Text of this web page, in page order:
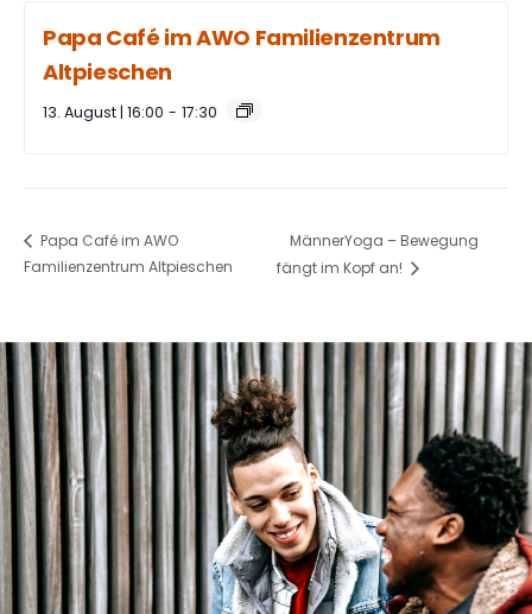
Papa Café im AWO Familienzentrum
Altpieschen
13. August | 16:00 - 17:30
Papa Café im AWO
Familienzentrum Altpieschen
MännerYoga – Bewegung
fängt im Kopf an!